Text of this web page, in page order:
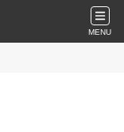
MENU